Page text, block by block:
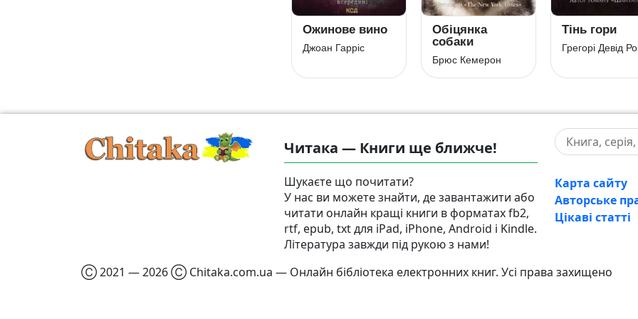
Ожинове вино
Джоан Гарріс
Обіцянка
собаки
Брюс Кемерон
Тінь гори
Читака — Книги ще ближче!
Шукаєте що почитати?
У нас ви можете знайти, де завантажити або
читати онлайн кращі книги в форматах fb2,
rtf, epub, txt для iPad, iPhone, Android і Kindle.
Література завжди під рукою з нами!
Карта сайту
Авторське
Цікаві статті
Ⓒ 2021 — 2026 Ⓒ Chitaka.com.ua — Онлайн бібліотека електронних книг. Усі права захищено